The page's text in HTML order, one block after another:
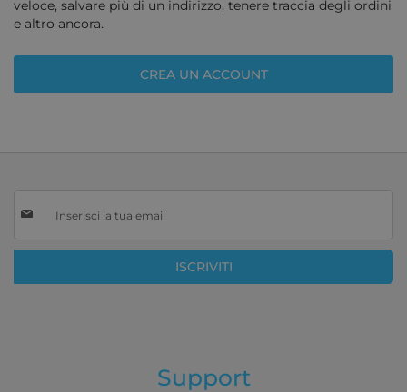
veloce, salvare più di un indirizzo, tenere traccia degli ordini
e altro ancora.
CREA UN ACCOUNT
alla
Newsletter:
ISCRIVITI
Support